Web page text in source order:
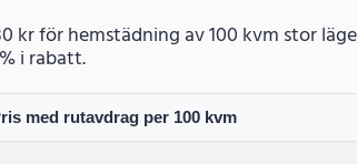
kr för hemstädning av 100 kvm stor
i rabatt.
med rutavdrag per 100 kvm